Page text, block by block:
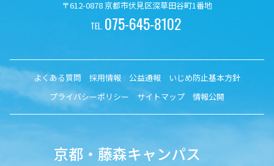
〒612-0878 京都市伏見区深草田谷町1番地
TEL. 075-645-8102
よくある質問 採用情報 公益通報
いじめ防止基本方針
プライバシーポリシー
サイトマップ 情報公開
京都・藤森キャンパス